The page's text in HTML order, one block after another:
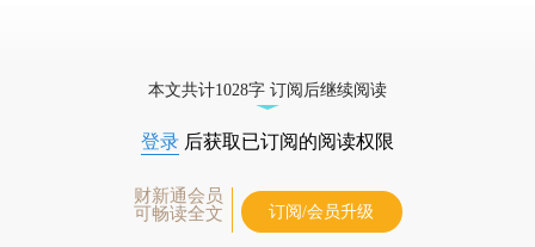
本文共计1028字 订阅后继续阅读
登录 后获取已订阅的阅读权限
财新通会员
可畅读全文
订阅/会员升级